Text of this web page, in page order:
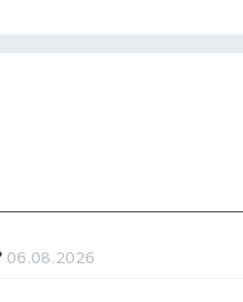
06.08.2026